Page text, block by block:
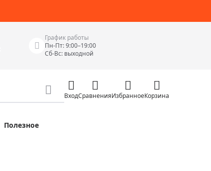
График работы
Пн-Пт: 9:00–19:00
Сб-Вс: выходной
Измерительные инструменты
ВходСравненияИзбранноеКорзина
Полезное